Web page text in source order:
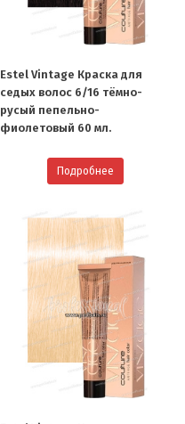
Estel Vintage Краска для
седых волос 6/16 тёмно-
русый пепельно-
фиолетовый 60 мл.
Подробнее